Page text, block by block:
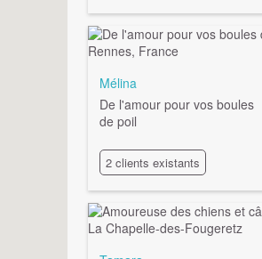
Mélina
De l'amour pour vos boules
de poil
2 clients existants